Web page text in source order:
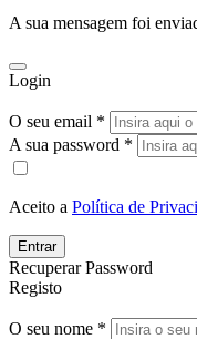
A sua mensagem foi
Login
O seu email *
A sua password *
Aceito a Política de
Entrar
Recuperar Password
Registo
O seu nome *